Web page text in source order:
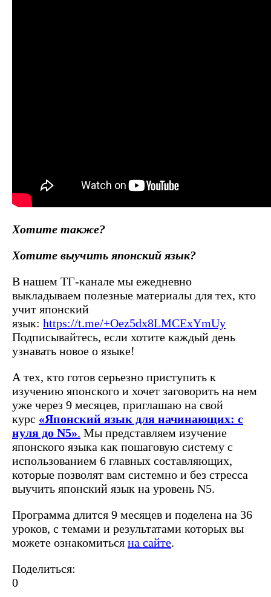
Хотите также?
Хотите выучить японский язык?
В нашем ТГ-канале мы ежедневно
выкладываем полезные материалы для тех, кто
учит японский
язык: https://t.me/+Oez5dx8LMCExYmUy
Подписывайтесь, если хотите каждый день
узнавать новое о языке!
А тех, кто готов серьезно приступить к
изучению японского и хочет заговорить на нем
уже через 9 месяцев, приглашаю на свой
курс «Японский язык для начинающих: с
нуля до N5». Мы представляем изучение
японского языка как пошаговую систему с
использованием 6 главных составляющих,
которые позволят вам системно и без стресса
выучить японский язык на уровень N5.
Программа длится 9 месяцев и поделена на 36
уроков, с темами и результатами которых вы
можете ознакомиться на сайте.
Поделиться:
0